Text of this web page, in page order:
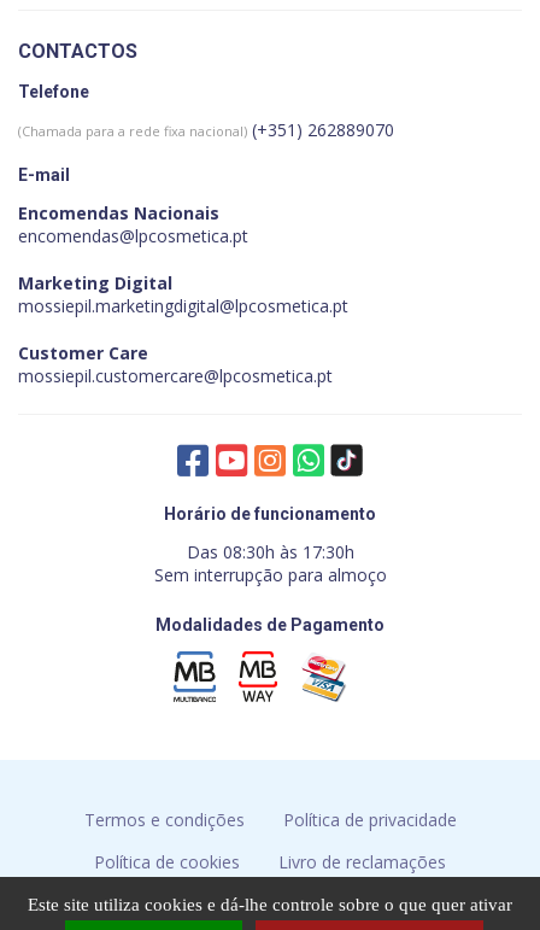
CONTACTOS
Telefone
(Chamada para a rede fixa nacional) (+351) 262889070
E-mail
Encomendas Nacionais
encomendas@lpcosmetica.pt
Marketing Digital
mossiepil.marketingdigital@lpcosmetica.pt
Customer Care
mossiepil.customercare@lpcosmetica.pt
Horário de funcionamento
Das 08:30h às 17:30h
Sem interrupção para almoço
Modalidades de Pagamento
Termos e condições
Política de privacidade
Política de cookies
Livro de reclamações
Resolução de conflitos
Este site utiliza cookies e dá-lhe controle sobre o que quer ativar